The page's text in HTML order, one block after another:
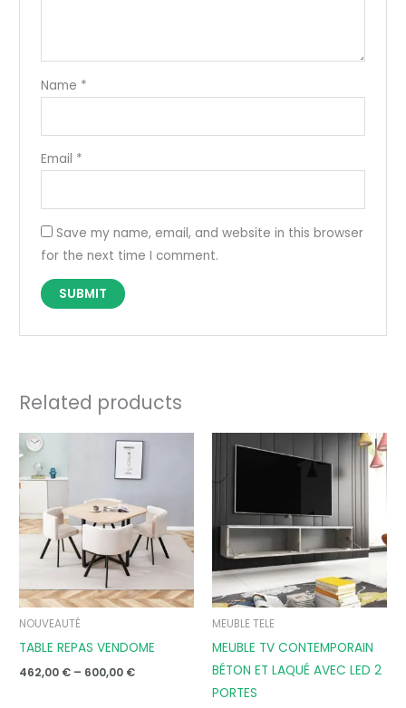
Name *
Email *
Save my name, email, and website in this browser
for the next time I comment.
Related products
NOUVEAUTÉ
TABLE REPAS VENDOME
462,00 € – 600,00 €
Price
462,00 €
through
MEUBLE TELE
MEUBLE TV CONTEMPORAIN
BÉTON ET LAQUÉ AVEC LED 2
PORTES